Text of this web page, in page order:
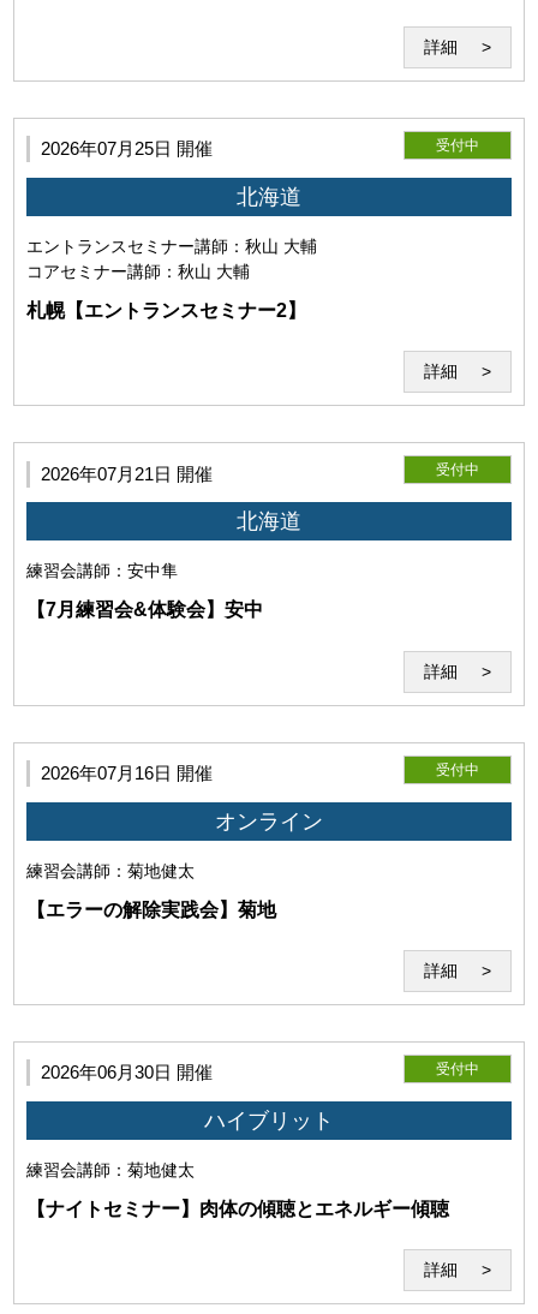
第5条（セミナーシステム）
「Zoom」を用いた本サービスのシステムを指すものとしま
変更することがあります。
第6条（Zoomの利用）
本サービスはWeb会議システム「Zoom」のインターネット
サービスを利用して提供されます。事前にダウンロードが必
(1)本サービスの利用環境
な機器（パソコン・webカメラ等）を用意し、Zoomの機能等
についての確認・接続テストを行うものとします。また、
詳細
2026年07月25日 開催 受付中
北海道
エントランスセミナー講師：秋山 大輔
コアセミナー講師：秋山 大輔
札幌【エントランスセミナー2】
詳細
2026年07月21日 開催 受付中
北海道
練習会講師：安中隼
【7月練習会&体験会】安中
詳細
2026年07月16日 開催 受付中
オンライン
練習会講師：菊地健太
【エラーの解除実践会】菊地
詳細
2026年06月30日 開催 受付中
ハイブリット
練習会講師：菊地健太
【ナイトセミナー】肉体の傾聴とエネルギー傾聴
詳細